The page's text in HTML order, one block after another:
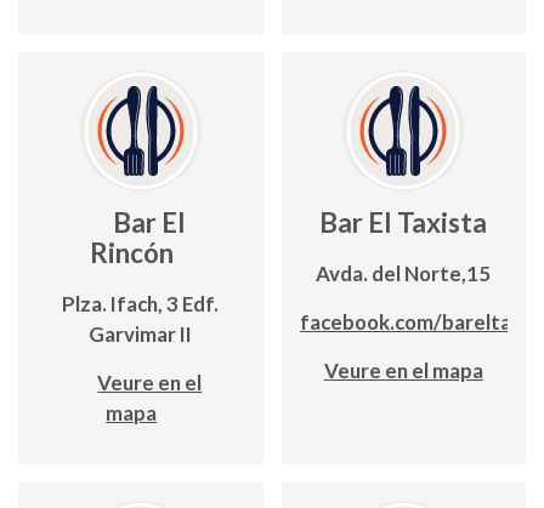
Bar El
Rincón
Plza. Ifach, 3 Edf.
Garvimar II
Veure en el
mapa
Bar El Taxista
Avda. del Norte,15
www.facebook.com/
Veure en el mapa